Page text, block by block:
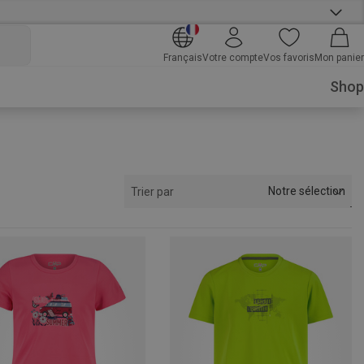
FrançaisVotre compteVos favoris Mon panier
Shop
Trier par Notre sélection